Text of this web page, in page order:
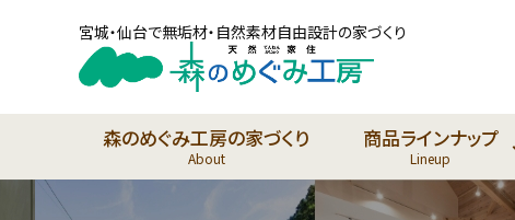
宮城・仙台で無垢材・自然素材自由設計の家づくり
森のめぐみ工房の家づくり
About
商品ラインナップ
Lineup